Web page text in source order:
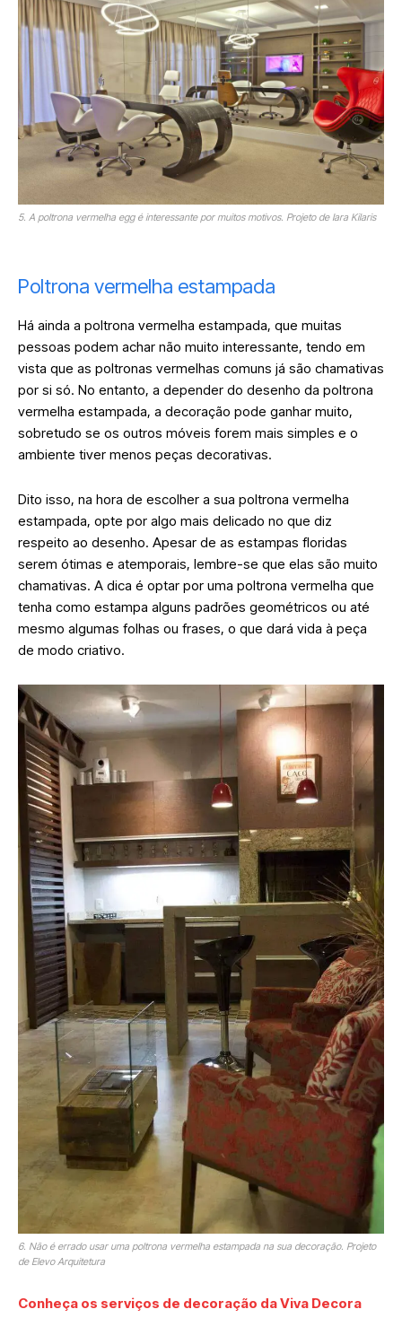
5. A poltrona vermelha egg é interessante por muitos motivos. Projeto de Iara Kilaris
Poltrona vermelha estampada
Há ainda a poltrona vermelha estampada, que muitas
pessoas podem achar não muito interessante, tendo em
vista que as poltronas vermelhas comuns já são chamativas
por si só. No entanto, a depender do desenho da poltrona
vermelha estampada, a decoração pode ganhar muito,
sobretudo se os outros móveis forem mais simples e o
ambiente tiver menos peças decorativas.
Dito isso, na hora de escolher a sua poltrona vermelha
estampada, opte por algo mais delicado no que diz
respeito ao desenho. Apesar de as estampas floridas
serem ótimas e atemporais, lembre-se que elas são muito
chamativas. A dica é optar por uma poltrona vermelha que
tenha como estampa alguns padrões geométricos ou até
mesmo algumas folhas ou frases, o que dará vida à peça
de modo criativo.
6. Não é errado usar uma poltrona vermelha estampada na sua decoração. Projeto
de Elevo Arquitetura
Conheça os serviços de decoração da Viva Decora